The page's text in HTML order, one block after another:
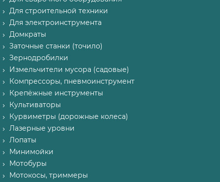
Для строительной техники
Для электроинструмента
Домкраты
Заточные станки (точило)
Зернодробилки
Измельчители мусора (садовые)
Компрессоры, пневмоинструмент
Крепёжные инструменты
Культиваторы
Курвиметры (дорожные колеса)
Лазерные уровни
Лопаты
Минимойки
Мотобуры
Мотокосы, триммеры